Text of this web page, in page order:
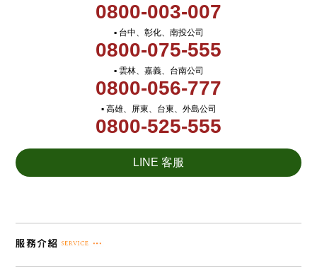
0800-003-007
▪ 台中、彰化、南投公司
0800-075-555
▪ 雲林、嘉義、台南公司
0800-056-777
▪ 高雄、屏東、台東、外島公司
0800-525-555
LINE 客服